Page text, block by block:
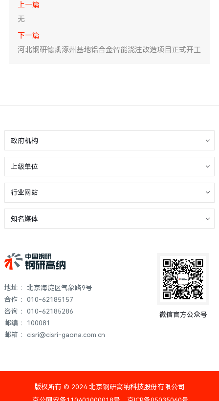
上一篇
无
下一篇
河北钢研德凯涿州基地铝合金智能浇注改造项目正式开工
政府机构
上级单位
行业网站
知名媒体
地址 ：北京海淀区气象路9号
合作 ：010-62185157
咨询 ：010-62185286
邮编 ：100081
邮箱 ：cisri@cisri-gaona.com.cn
微信官方公众号
版权所有 © 2024 北京钢研高纳科技股份有限公司